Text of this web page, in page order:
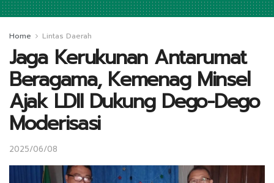
Home Lintas Daerah
Jaga Kerukunan Antarumat
Beragama, Kemenag Minsel
Ajak LDII Dukung Dego-Dego
Moderisasi
2025/06/08